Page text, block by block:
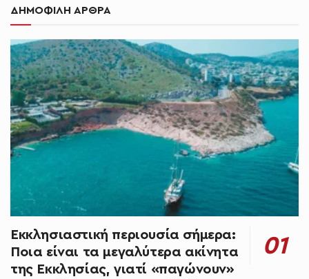
ΔΗΜΟΦΙΛΗ ΑΡΘΡΑ
Εκκλησιαστική περιουσία σήμερα:
Ποια είναι τα μεγαλύτερα ακίνητα
της Εκκλησίας, γιατί «παγώνουν»